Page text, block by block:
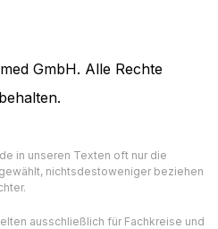
GmbH. Alle Rechte
in unseren Texten oft nur die
nichtsdestoweniger beziehen
ausschließlich für Fachkreise und